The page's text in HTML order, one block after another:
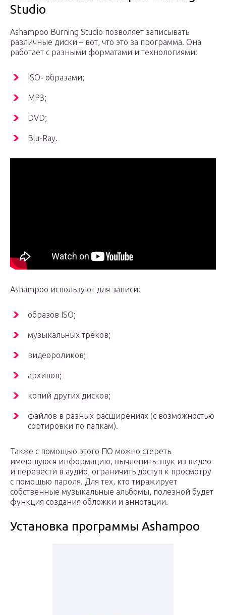
Studio
Ashampoo Burning Studio позволяет записывать
различные диски – вот, что это за программа. Она
работает с разными форматами и технологиями:
ISO- образами;
MP3;
DVD;
Blu-Ray.
Ashampoo используют для записи:
образов ISO;
музыкальных треков;
видеороликов;
архивов;
копий других дисков;
файлов в разных расширениях (с возможностью
сортировки по папкам).
Также с помощью этого ПО можно стереть
имеющуюся информацию, вычленить звук из видео
и перевести в аудио, ограничить доступ к просмотру
с помощью пароля. Для тех, кто тиражирует
собственные музыкальные альбомы, полезной будет
функция создания обложки и аннотации.
Установка программы Ashampoo